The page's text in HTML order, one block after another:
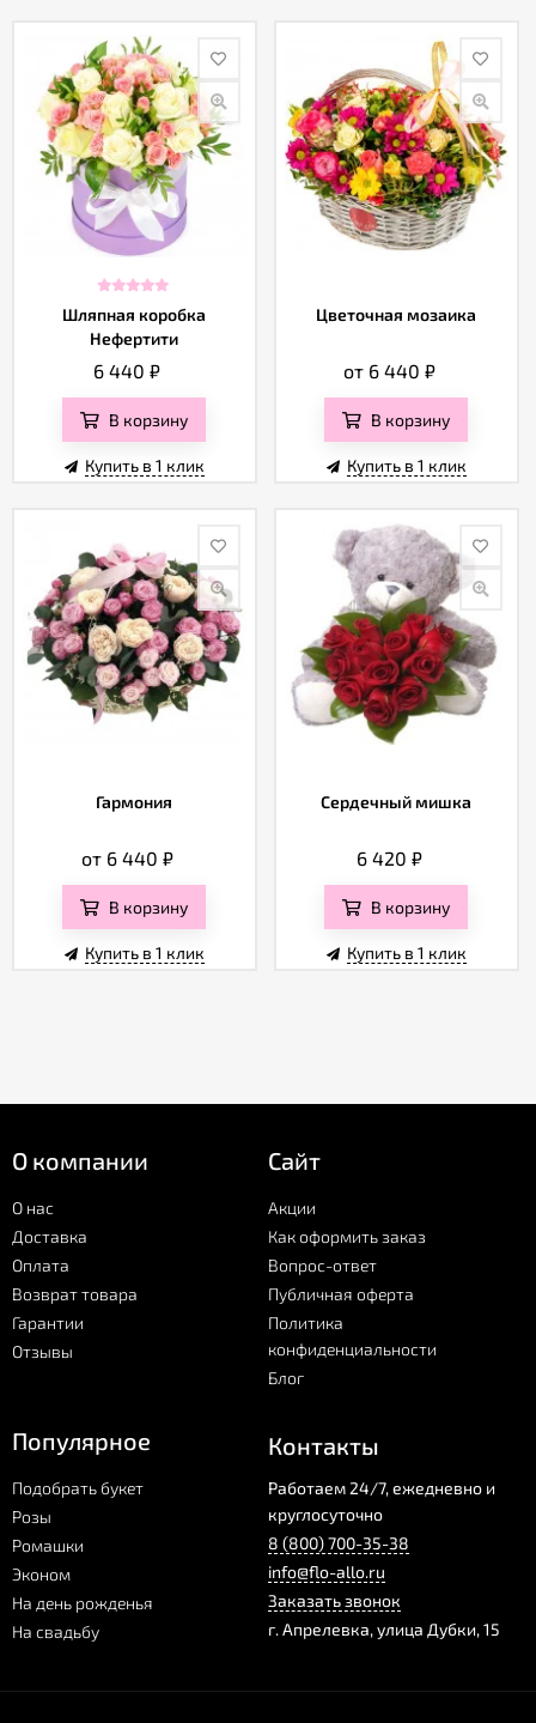
Шляпная коробка
Нефертити
6 440₽
В корзину
Купить в 1 клик
Цветочная мозаика
от 6 440 ₽
В корзину
Купить в 1 клик
Гармония
от 6 440 ₽
В корзину
Купить в 1 клик
Сердечный мишка
6 420 ₽
В корзину
Купить в 1 клик
О компании
О нас
Доставка
Оплата
Возврат товара
Гарантии
Отзывы
Сайт
Акции
Как оформить заказ
Вопрос-ответ
Публичная оферта
Политика
конфиденциальности
Блог
Популярное
Подобрать букет
Розы
Ромашки
Эконом
На день рожденья
На свадьбу
Контакты
Работаем 24/7, ежедневно и
круглосуточно
8 (800) 700-35-38
info@flo-allo.ru
Заказать звонок
г.Апрелевка,улица Дубки, 15